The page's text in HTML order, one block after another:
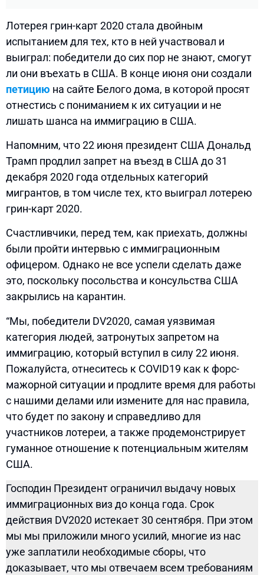
Лотерея грин-карт 2020 стала двойным
испытанием для тех, кто в ней участвовал и
выиграл: победители до сих пор не знают, смогут
ли они въехать в США. В конце июня они создали
петицию на сайте Белого дома, в которой просят
отнестись с пониманием к их ситуации и не
лишать шанса на иммиграцию в США.
Напомним, что 22 июня президент США Дональд
Трамп продлил запрет на въезд в США до 31
декабря 2020 года отдельных категорий
мигрантов, в том числе тех, кто выиграл лотерею
грин-карт 2020.
Счастливчики, перед тем, как приехать, должны
были пройти интервью с иммиграционным
офицером. Однако не все успели сделать даже
это, поскольку посольства и консульства США
закрылись на карантин.
“Мы, победители DV2020, самая уязвимая
категория людей, затронутых запретом на
иммиграцию, который вступил в силу 22 июня.
Пожалуйста, отнеситесь к COVID19 как к форс-
мажорной ситуации и продлите время для работы
с нашими делами или измените для нас правила,
что будет по закону и справедливо для
участников лотереи, а также продемонстрирует
гуманное отношение к потенциальным жителям
США.
Господин Президент ограничил выдачу новых
иммиграционных виз до конца года. Срок
действия DV2020 истекает 30 сентября. При этом
мы мы приложили много усилий, многие из нас
уже заплатили необходимые сборы, что
доказывает, что мы отвечаем всем требованиям